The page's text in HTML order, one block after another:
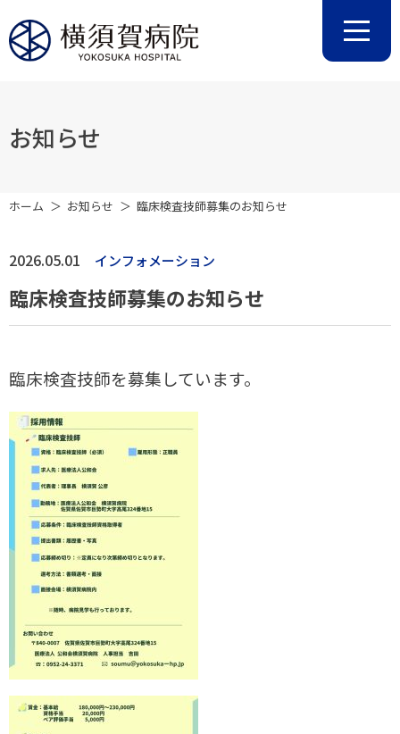
お知らせ
ホーム お知らせ 臨床検査技師募集のお知らせ
2026.05.01 インフォメーション
臨床検査技師募集のお知らせ
臨床検査技師を募集しています。